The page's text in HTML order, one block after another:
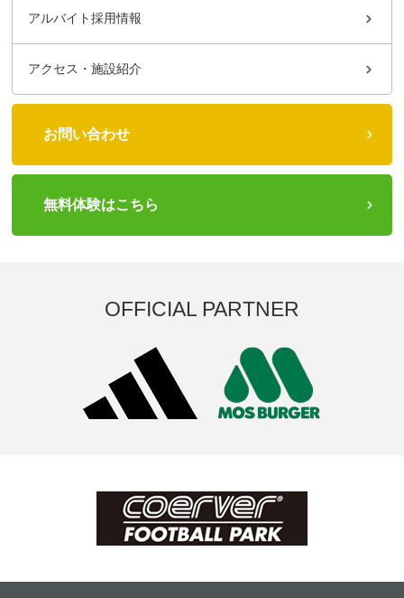
アルバイト採用情報
アクセス・施設紹介
お問い合わせ
無料体験はこちら
OFFICIAL PARTNER